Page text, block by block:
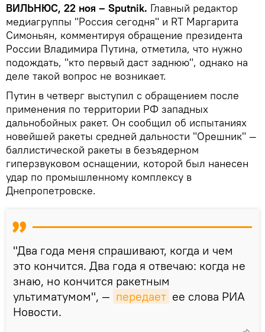
ВИЛЬНЮС, 22 ноя – Sputnik. Главный редактор
медиагруппы "Россия сегодня" и RT Маргарита
Симоньян, комментируя обращение президента
России Владимира Путина, отметила, что нужно
подождать, "кто первый даст заднюю", однако на
деле такой вопрос не возникает.
Путин в четверг выступил с обращением после
применения по территории РФ западных
дальнобойных ракет. Он сообщил об испытаниях
новейшей ракеты средней дальности "Орешник" —
баллистической ракеты в безъядерном
гиперзвуковом оснащении, которой был нанесен
удар по промышленному комплексу в
Днепропетровске.
"Два года меня спрашивают, когда и чем
это кончится. Два года я отвечаю: когда не
знаю, но кончится ракетным
ультиматумом", — передает ее слова РИА
Новости.